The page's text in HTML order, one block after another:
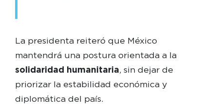
La presidenta reiteró que México
mantendrá una postura orientada a la
solidaridad humanitaria, sin dejar de
priorizar la estabilidad económica y
diplomática del país.